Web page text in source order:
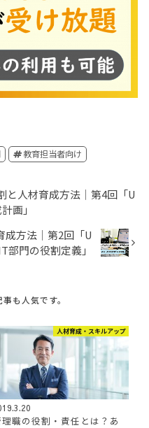
教育担当者向け
と人材育成方法│第4回「U
画」
成方法│第2回「U
部門の役割定義」
も人気です。
人材育成・スキルアップ
職の役割・責任とは？あ